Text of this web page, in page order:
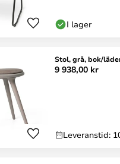
I lager
Stol, grå, bok/
9 938,00 kr
Leveranstid: